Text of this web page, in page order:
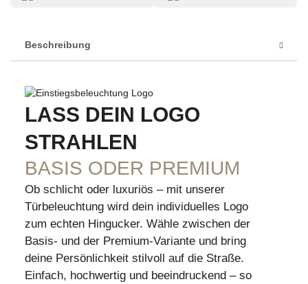
Beschreibung
LASS DEIN LOGO
STRAHLEN
BASIS ODER PREMIUM
Ob schlicht oder luxuriös – mit unserer
Türbeleuchtung wird dein individuelles Logo
zum echten Hingucker. Wähle zwischen der
Basis- und der Premium-Variante und bring
deine Persönlichkeit stilvoll auf die Straße.
Einfach, hochwertig und beeindruckend – so